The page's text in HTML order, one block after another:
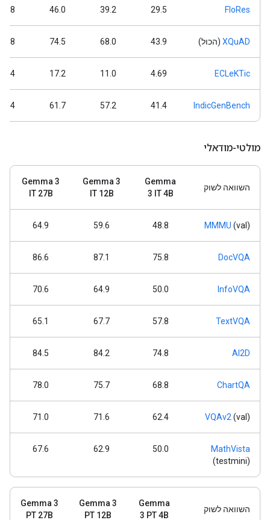
FloRes
29.5
39.2
46.0
XQuAD (הכול) 43.9
68.0
74.5
ECLeKTic
4.69
11.0
17.2
IndicGenBench
41.4
57.2
61.7
מולטי-מודאלי
השוואה לשוק
Gemma
3 IT 4B
Gemma 3
IT 12B
Gemma 3
IT 27B
MMMU (val)
48.8
59.6
64.9
DocVQA
75.8
87.1
86.6
InfoVQA
50.0
64.9
70.6
TextVQA
57.8
67.7
65.1
AI2D
74.8
84.2
84.5
ChartQA
68.8
75.7
78.0
VQAv2 (val)
62.4
71.6
71.0
MathVista
(testmini)
50.0
62.9
67.6
השוואה לשוק
Gemma
3 PT 4B
Gemma 3
PT 12B
Gemma 3
PT 27B